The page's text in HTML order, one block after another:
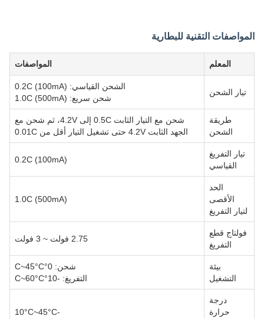
المواصفات التقنية للبطارية
المعلم المواصفات
تيار الشحن
الشحن القياسي: 0.2C (100mA)
شحن سريع: 1.0C (500mA)
طريقة
الشحن
شحن مع التيار الثابت 0.5C إلى 4.2V، ثم شحن مع
الجهد الثابت 4.2V حتى تشغيل التيار أقل من 0.01C
تيار التفريغ
القياسي
0.2C (100mA)
الحد
الأقصى
لتيار التفريغ
1.0C (500mA)
فولتاج قطع
التفريغ
2.75 فولت ~ 3 فولت
بيئة
التشغيل
شحن: 0°C~45°C
التفريغ: -10°C~60°C
درجة
حرارة
-10°C~45°C